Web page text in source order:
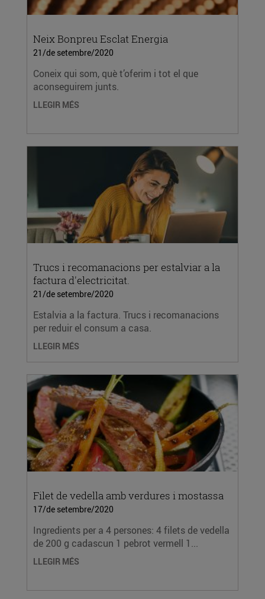
Neix Bonpreu Esclat Energia
21/de setembre/2020
Coneix qui som, què t’oferim i tot el que
aconseguirem junts.
LLEGIR MÉS
Trucs i recomanacions per estalviar a la
factura d'electricitat.
21/de setembre/2020
Estalvia a la factura. Trucs i recomanacions
per reduir el consum a casa.
LLEGIR MÉS
Filet de vedella amb verdures i mostassa
17/de setembre/2020
Ingredients per a 4 persones: 4 filets de vedella
de 200 g cadascun 1 pebrot vermell 1...
LLEGIR MÉS